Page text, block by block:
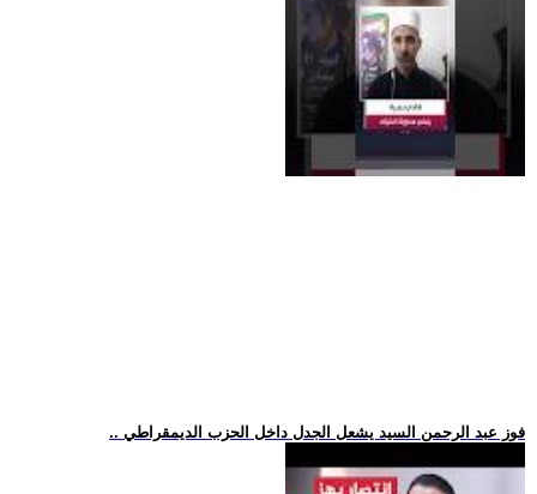
.. فوز عبد الرحمن السيد يشعل الجدل داخل الحزب الديمقراطي